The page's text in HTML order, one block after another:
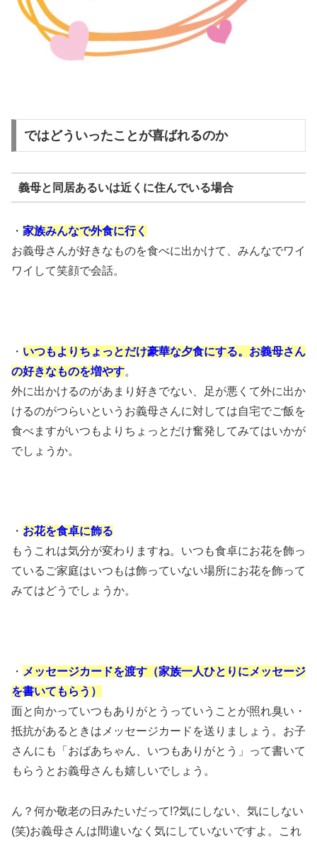
ではどういったことが喜ばれるのか
義母と同居あるいは近くに住んでいる場合
・ 家族みんなで外食に行く
お義母さんが好きなものを食べに出かけて、みんなでワイ
ワイして笑顔で会話。
・ いつもよりちょっとだけ豪華な夕食にする。お義母さん
の好きなものを増やす。
外に出かけるのがあまり好きでない、足が悪くて外に出か
けるのがつらいというお義母さんに対しては自宅でご飯を
食べますがいつもよりちょっとだけ奮発してみてはいかが
でしょうか。
・ お花を食卓に飾る
もうこれは気分が変わりますね。いつも食卓にお花を飾っ
ているご家庭はいつもは飾っていない場所にお花を飾って
みてはどうでしょうか。
・ メッセージカードを渡す（家族一人ひとりにメッセージ
を書いてもらう）
面と向かっていつもありがとうっていうことが照れ臭い・
抵抗があるときはメッセージカードを送りましょう。お子
さんにも「おばあちゃん、いつもありがとう」って書いて
もらうとお義母さんも嬉しいでしょう。
ん？何か敬老の日みたいだって!?気にしない、気にしない
(笑)お義母さんは間違いなく気にしていないですよ。これ